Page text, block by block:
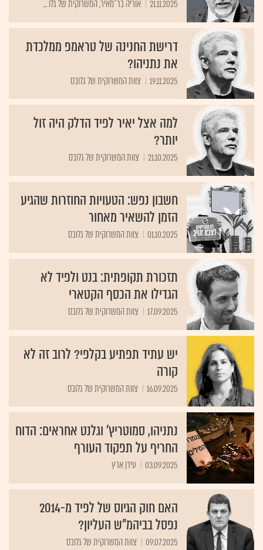
21.11.2025 אוריה בר־מאיר, המשרוקית של גלו ...
דרישת החנינה של טראמפ ממלכדת
את נתניהו?
19.11.2025 צוות המשרוקית של גלובס
למה אצל יאיר לפיד הדלק היה זול
יותר?
21.10.2025 צוות המשרוקית של גלובס
חשבון נפש: הטעויות החוזרות שהגיע
הזמן להשאיר מאחור
01.10.2025 צוות המשרוקית של גלובס
תזכורת תקופתית: בנט ולפיד לא
הגדילו את הכסף הקטארי
17.09.2025 צוות המשרוקית של גלובס
יש עתיד תפתיע בקלפי? לרוב זה לא
קורה
16.09.2025 צוות המשרוקית של גלובס
נתניהו, סמוטריץ' וגלנט אחראים: הדוח
החריף על תפקוד העורף
03.09.2025 עידן ארץ
האם חוק הגיוס של לפיד מ-2014
נפסל בביהמ"ש העליון?
09.07.2025 צוות המשרוקית של גלובס